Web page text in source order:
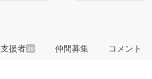
支援者39 仲間募集 コメント